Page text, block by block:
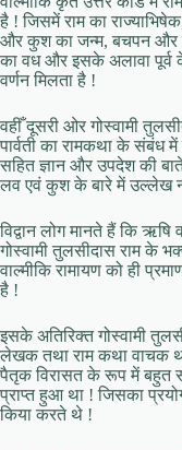
है ! जिसमें राम का
और कुश का जन्म, बचपन और
का वध और इसके अलावा पूर्व
वर्णन मिलता है !
वहीँ दूसरी ओर गोस्वामी
पार्वती का रामकथा के संबंध
सहित ज्ञान और उपदेश की
लव एवं कुश के बारे में उल्लेख
विद्वान लोग मानते हैं कि
गोस्वामी तुलसीदास राम के
वाल्मीकि रामायण को ही
है !
इसके अतिरिक्त गोस्वामी
लेखक तथा राम कथा वाचक
पैतृक विरासत के रूप में बहुत
प्राप्त हुआ था ! जिसका
किया करते थे !